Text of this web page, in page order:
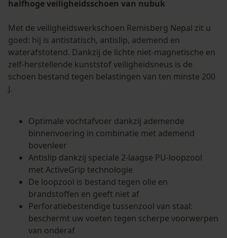
halfhoge veiligheidsschoen van nubuk
Met de veiligheidswerkschoen Remisberg Nepal zit u
goed: hij is antistatisch, antislip, ademend en
waterafstotend. Dankzij de lichte niet-magnetische en
zelf-herstellende kunststof veiligheidsneus is de
schoen bestand tegen belastingen van ten minste 200
J.
Optimale vochtafvoer dankzij ademende
binnenvoering in combinatie met ademend
bovenleer
Antislip dankzij speciale 2-laagse PU-loopzool
met ActiveGrip technologie
De loopzool is bestand tegen olie en
brandstoffen en geeft niet af
Perforatiebestendige tussenzool van staal:
beschermt uw voeten tegen scherpe voorwerpen
van onderaf